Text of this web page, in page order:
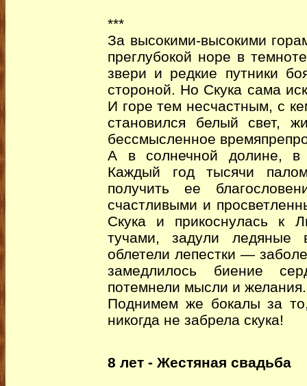
***
За высокими-высокими
преглубокой норе в
звери и редкие путники
стороной. Но Скука сама
И горе тем несчастным, с
становился белый свет,
бессмысленное
А в солнечной долине,
Каждый год тысячи
получить ее
счастливыми и
Скука и прикоснулась к
тучами, задули ледяные
облетели лепестки —
замедлилось биение
потемнели мысли и желания.
Поднимем же бокалы за
никогда не забрела скука!
8 лет - Жестяная свадьба